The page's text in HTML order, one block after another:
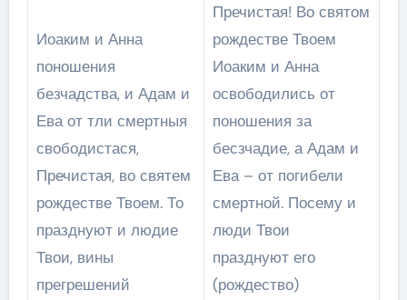
Иоаким и Анна
поношения
безчадства, и Адам и
Ева от тли смертныя
свободистася,
Пречистая, во святем
рождестве Твоем. То
празднуют и людие
Твои, вины
прегрешений
Пречистая! Во святом
рождестве Твоем
Иоаким и Анна
освободились от
поношения за
бесзчадие, а Адам и
Ева – от погибели
смертной. Посему и
люди Твои
празднуют его
(рождество)